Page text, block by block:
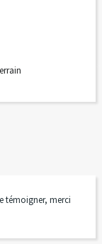
témoigner, merci